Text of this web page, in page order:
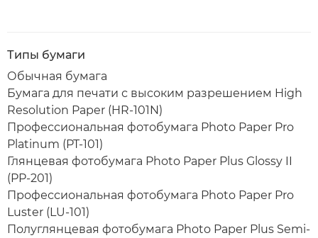
Типы бумаги
Обычная бумага
Бумага для печати с высоким разрешением High
Resolution Paper (HR-101N)
Профессиональная фотобумага Photo Paper Pro
Platinum (PT-101)
Глянцевая фотобумага Photo Paper Plus Glossy II
(PP-201)
Профессиональная фотобумага Photo Paper Pro
Luster (LU-101)
Полуглянцевая фотобумага Photo Paper Plus Semi-